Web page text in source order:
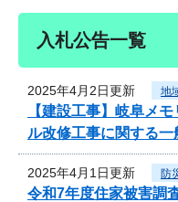
入札公告一覧
2025年4月2日更新 地
【建設工事】岐阜メ
ル改修工事に関する
2025年4月1日更新 防
令和7年度住家被害調